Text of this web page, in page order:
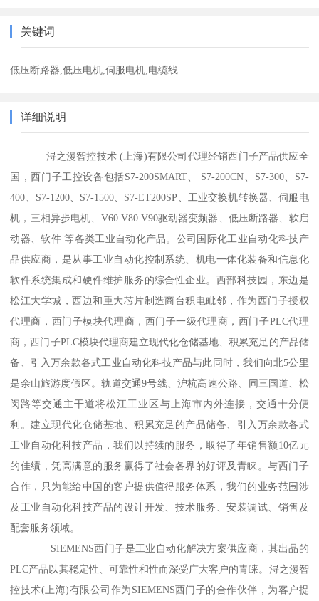
关键词
低压断路器,低压电机,伺服电机,电缆线
详细说明
浔之漫智控技术 (上海)有限公司代理经销西门子产品供应全
国，西门子工控设备包括S7-200SMART、 S7-200CN、S7-300、S7-
400、S7-1200、S7-1500、S7-ET200SP、工业交换机转换器、伺服电
机，三相异步电机、V60.V80.V90驱动器变频器、低压断路器、软启
动器、软件 等各类工业自动化产品。公司国际化工业自动化科技产
品供应商，是从事工业自动化控制系统、机电一体化装备和信息化
软件系统集成和硬件维护服务的综合性企业。西部科技园，东边是
松江大学城，西边和重大芯片制造商台积电毗邻，作为西门子授权
代理商，西门子模块代理商，西门子一级代理商，西门子PLC代理
商，西门子PLC模块代理商建立现代化仓储基地、积累充足的产品储
备、引入万余款各式工业自动化科技产品与此同时，我们向北5公里
是余山旅游度假区。轨道交通9号线、沪杭高速公路、同三国道、松
闵路等交通主干道将松江工业区与上海市内外连接，交通十分便
利。建立现代化仓储基地、积累充足的产品储备、引入万余款各式
工业自动化科技产品，我们以持续的服务，取得了年销售额10亿元
的佳绩，凭高满意的服务赢得了社会各界的好评及青睐。与西门子
合作，只为能给中国的客户提供值得服务体系，我们的业务范围涉
及工业自动化科技产品的设计开发、技术服务、安装调试、销售及
配套服务领域。
SIEMENS西门子是工业自动化解决方案供应商，其出品的
PLC产品以其稳定性、可靠性和性而深受广大客户的青睐。浔之漫智
控技术(上海)有限公司作为SIEMENS西门子的合作伙伴，为客户提